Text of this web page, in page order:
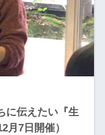
に伝えたい『生
月7日開催）